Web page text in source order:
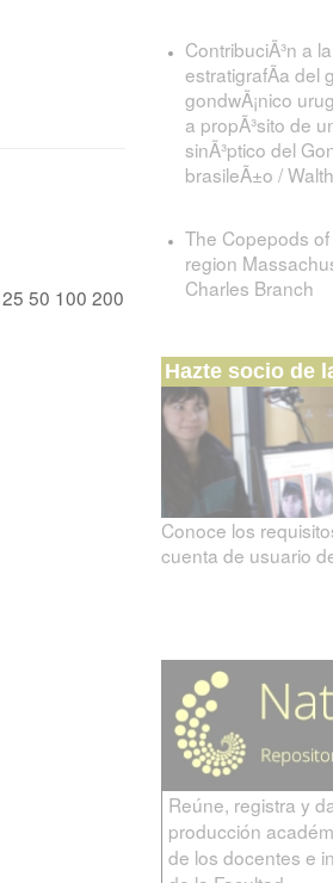
25 50 100 200
ContribuciÃ³n a
estratigrafÃ­a del
gondwÃ¡nico
a propÃ³sito de
sinÃ³ptico del
brasileÃ±o /
The Copepods
region
Charles Branch
Hazte socio de
Conoce los
cuenta de usuario
Reúne, registra y
producción
de los docentes e